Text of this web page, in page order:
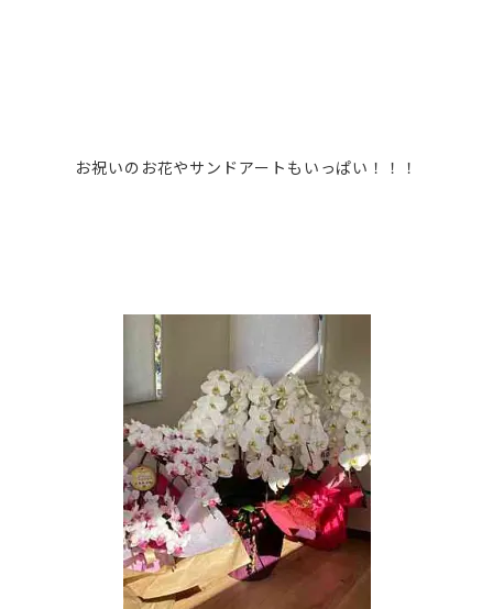
お祝いのお花やサンドアートもいっぱい！！！